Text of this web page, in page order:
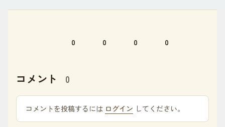
0 0 0 0
コメント 0
コメントを投稿するには ログイン してください。